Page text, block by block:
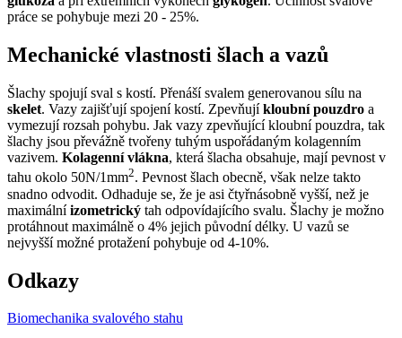
práce se pohybuje mezi 20 - 25%.
Mechanické vlastnosti šlach a vazů
Šlachy spojují sval s kostí. Přenáší svalem generovanou sílu na
skelet. Vazy zajišťují spojení kostí. Zpevňujíkloubní pouzdro a
vymezují rozsah pohybu. Jak vazy zpevňující kloubní pouzdra, tak
šlachy jsou převážně tvořeny tuhým uspořádaným kolagenním
vazivem. Kolagenní vlákna, která šlacha obsahuje, mají pevnost v
tahu okolo 50N/1mm2. Pevnost šlach obecně, však nelze takto
snadno odvodit. Odhaduje se, že je asi čtyřnásobně vyšší, než je
maximálníizometrický tah odpovídajícího svalu. Šlachy je možno
protáhnout maximálně o 4% jejich původní délky. U vazů se
nejvyšší možné protažení pohybuje od 4-10%.
Odkazy
Biomechanika svalového stahu